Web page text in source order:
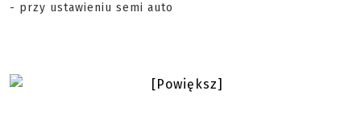
- przy ustawieniu semi auto